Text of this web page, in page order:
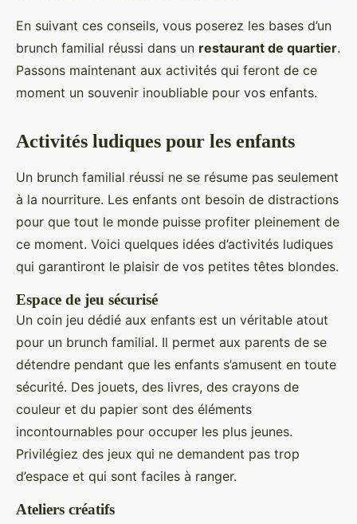
En suivant ces conseils, vous poserez les bases d’un
brunch familial réussi dans un restaurant de quartier.
Passons maintenant aux activités qui feront de ce
moment un souvenir inoubliable pour vos enfants.
Activités ludiques pour les enfants
Un brunch familial réussi ne se résume pas seulement
à la nourriture. Les enfants ont besoin de distractions
pour que tout le monde puisse profiter pleinement de
ce moment. Voici quelques idées d’activités ludiques
qui garantiront le plaisir de vos petites têtes blondes.
Espace de jeu sécurisé
Un coin jeu dédié aux enfants est un véritable atout
pour un brunch familial. Il permet aux parents de se
détendre pendant que les enfants s’amusent en toute
sécurité. Des jouets, des livres, des crayons de
couleur et du papier sont des éléments
incontournables pour occuper les plus jeunes.
Privilégiez des jeux qui ne demandent pas trop
d’espace et qui sont faciles à ranger.
Ateliers créatifs